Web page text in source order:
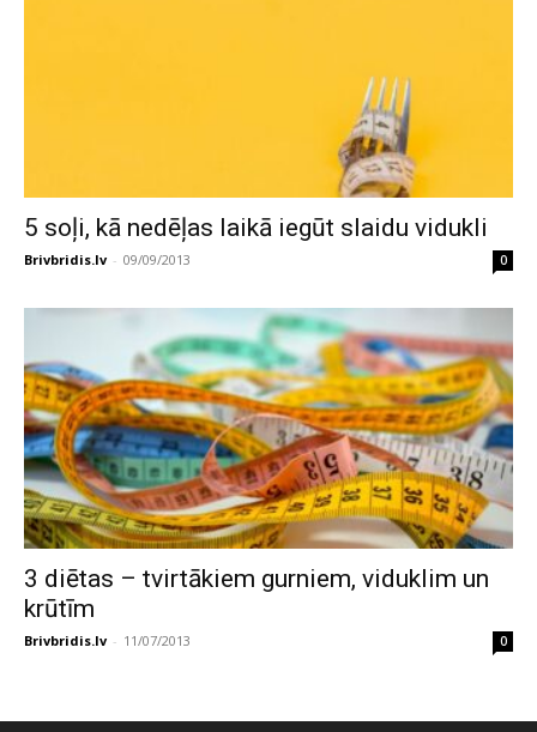
5 soļi, kā nedēļas laikā iegūt slaidu vidukli
Brivbridis.lv - 09/09/2013 0
3 diētas – tvirtākiem gurniem, viduklim un
krūtīm
Brivbridis.lv - 11/07/2013 0